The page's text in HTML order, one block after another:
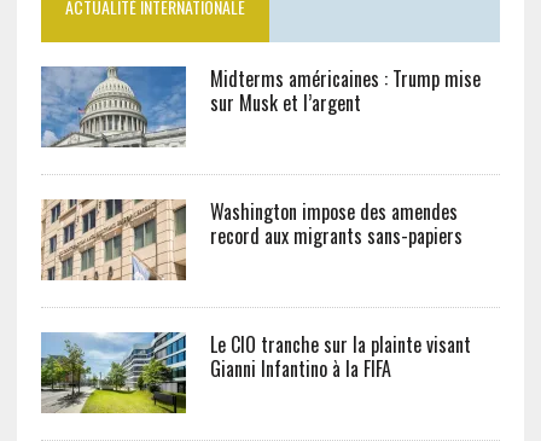
ACTUALITÉ INTERNATIONALE
Midterms américaines : Trump mise
sur Musk et l’argent
Washington impose des amendes
record aux migrants sans-papiers
Le CIO tranche sur la plainte visant
Gianni Infantino à la FIFA